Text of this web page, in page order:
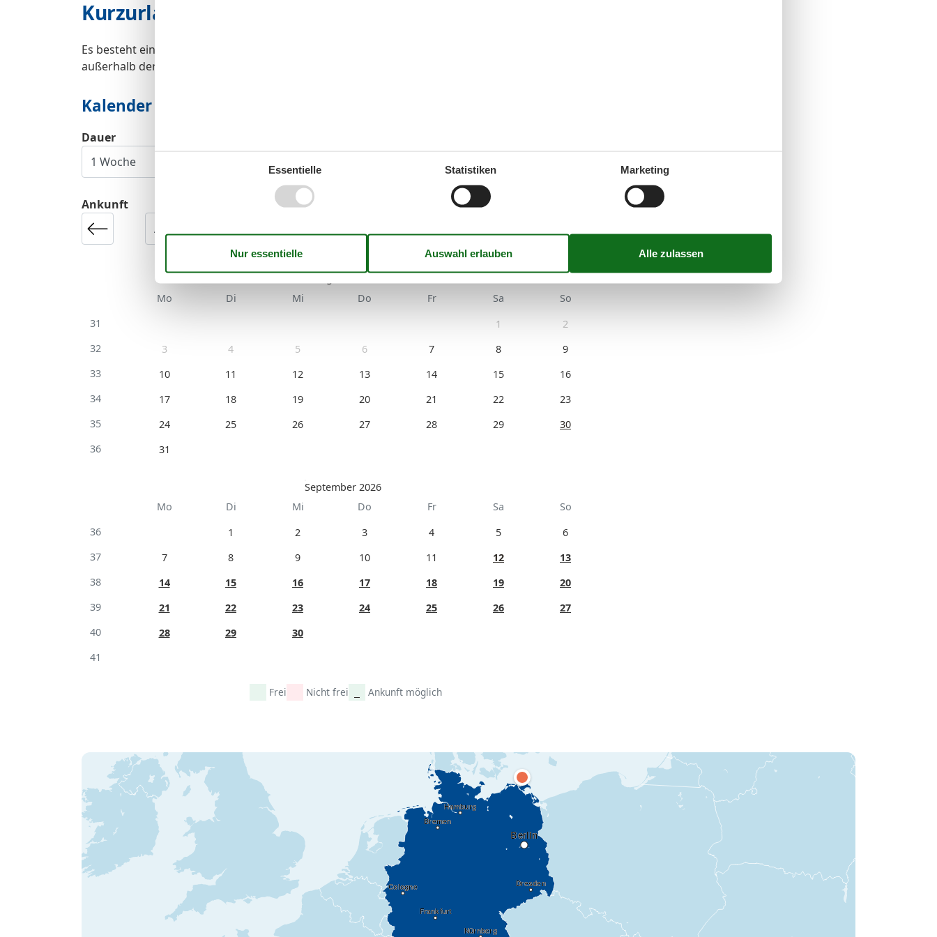
Kurzurlaub
Es besteht eine begrenzte Möglichkeit das ganze Jahr einen Kurzurlaub zu machen, typischerweise
außerhalb der Hochsaison.
Kalender
Ankunft
Mo
Di Mi Do Fr Sa
So
31
1
2
32
3 4 5 6 7 8
9
33
10 11 12 13 14 15
16
34
17 18 19 20 21 22
23
35
24 25 26 27 28 29
30
36
31
September 2026
Mo
Di Mi Do Fr Sa
So
36
1 2 3 4 5
6
37
7 8 9 10 11 12
13
38
14 15 16 17 18 19
20
39
21 22 23 24 25 26
27
40
28 29
30
41
Frei Nicht frei Ankunft möglich
Dauer
Essentielle Statistiken Marketing